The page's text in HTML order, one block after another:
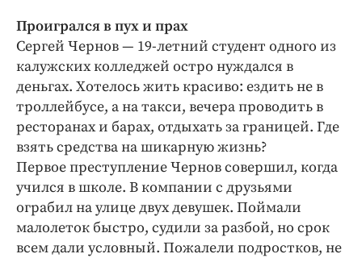
Недвижимость и ЖКХ
Образование
Общество
Погода
Праздники
Происшествия
Спорт
Экономика и бизнес
ПРОЕКТЫ
Проигрался в пух и прах
Сергей Чернов — 19-летний студент одного из
калужских колледжей остро нуждался в
деньгах. Хотелось жить красиво: ездить не в
троллейбусе, а на такси, вечера проводить в
ресторанах и барах, отдыхать за границей. Где
взять средства на шикарную жизнь?
Первое преступление Чернов совершил, когда
учился в школе. В компании с друзьями
ограбил на улице двух девушек. Поймали
малолеток быстро, судили за разбой, но срок
всем дали условный. Пожалели подростков, не